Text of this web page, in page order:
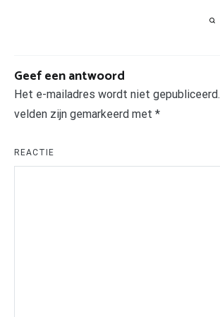
Geef een antwoord
Het e-mailadres wordt niet gepubliceerd.
velden zijn gemarkeerd met *
REACTIE